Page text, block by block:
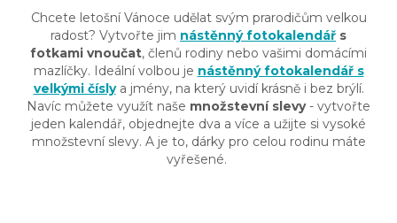
Chcete letošní Vánoce udělat svým prarodičům velkou
radost? Vytvořte jim nástěnný fotokalendář s
fotkami vnoučat, členů rodiny nebo vašimi domácími
mazlíčky. Ideální volbou je nástěnný fotokalendář s
velkými číslya jmény, na který uvidí krásně i bez brýlí.
Navíc můžete využít naše množstevní slevy- vytvořte
jeden kalendář, objednejte dva a více a užijte si vysoké
množstevní slevy. A je to, dárky pro celou rodinu máte
vyřešené.